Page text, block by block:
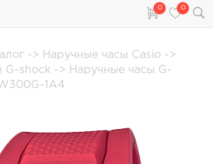
0 0
-> Наручные часы Casio ->
G-shock -> Наручные часы G-
1A4